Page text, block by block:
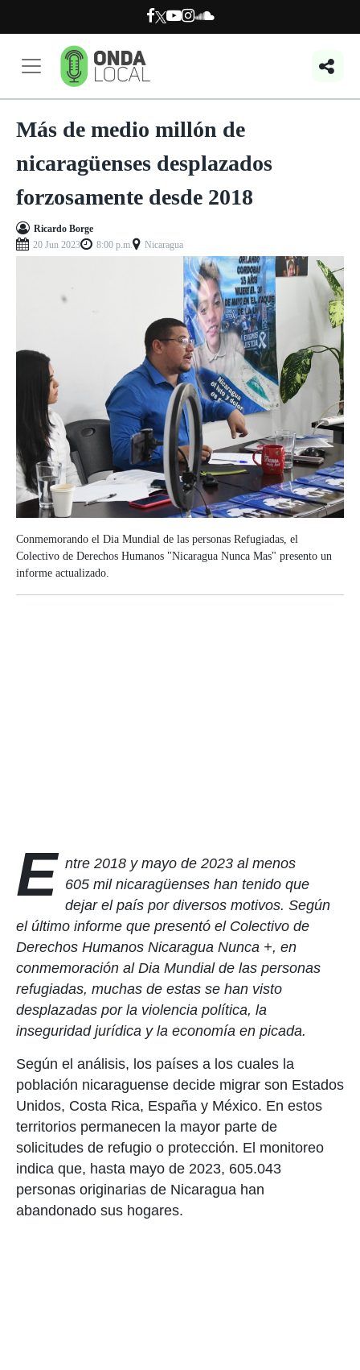
Más de medio millón de
nicaragüenses desplazados
forzosamente desde 2018
Ricardo Borge
20 Jun 2023
8:00 p.m. Nicaragua
Conmemorando el Dia Mundial de las personas Refugiadas, el
Colectivo de Derechos Humanos "Nicaragua Nunca Mas" presento un
informe actualizado.
E ntre 2018 y mayo de 2023 al menos
605 mil nicaragüenses han tenido que
dejar el país por diversos motivos. Según
el último informe que presentó el Colectivo de
Derechos Humanos Nicaragua Nunca +, en
conmemoración al Dia Mundial de las personas
refugiadas, muchas de estas se han visto
desplazadas por la violencia política, la
inseguridad jurídica y la economía en picada.
Según el análisis, los países a los cuales la
población nicaraguense decide migrar son Estados
Unidos, Costa Rica, España y México. En estos
territorios permanecen la mayor parte de
solicitudes de refugio o protección. El monitoreo
indica que, hasta mayo de 2023, 605.043
personas originarias de Nicaragua han
abandonado sus hogares.